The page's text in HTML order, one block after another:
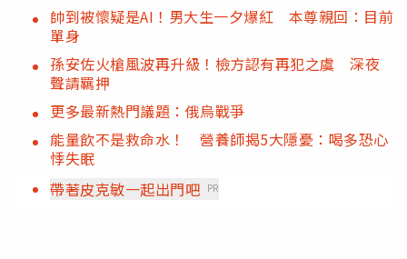
帥到被懷疑是AI！男大生一夕爆紅 本尊親回：目前
單身
孫安佐火槍風波再升級！檢方認有再犯之虞 深夜
聲請羈押
更多最新熱門議題：俄烏戰爭
能量飲不是救命水！ 營養師揭5大隱憂：喝多恐心
悸失眠
帶著皮克敏一起出門吧 PR